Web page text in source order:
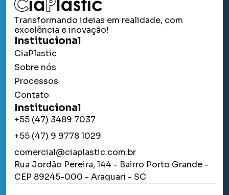
Transformando ideias em realidade, com
excelência e inovação!
Institucional
CiaPlastic
Sobre nós
Processos
Contato
Institucional
+55 (47) 3489 7037
+55 (47) 9 9778 1029
comercial@ciaplastic.com.br
Rua Jordão Pereira, 144 - Bairro Porto Grande -
CEP 89245-000 - Araquari - SC